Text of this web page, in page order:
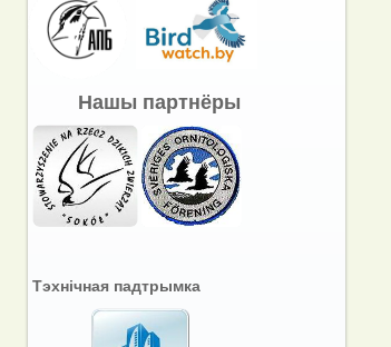
Нашы партнёры
Тэхнічная падтрымка